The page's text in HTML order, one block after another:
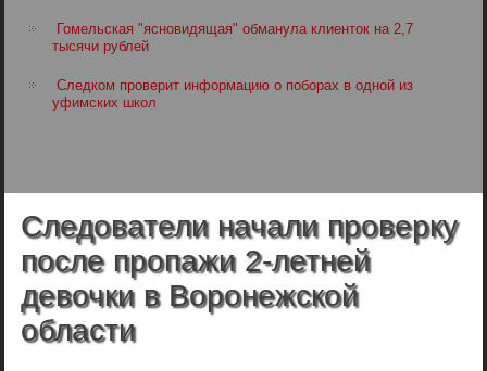
Гомельская "ясновидящая" обманула клиенток на 2,7
тысячи рублей
Следком проверит информацию о поборах в одной из
уфимских школ
Следователи начали проверку
после пропажи 2-летней
девочки в Воронежской
области